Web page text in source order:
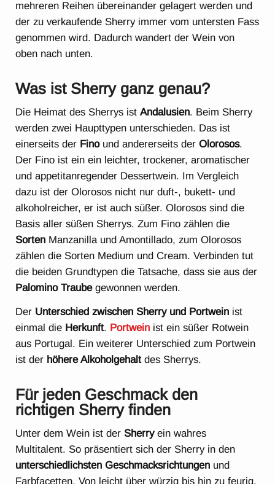
mehreren Reihen übereinander gelagert werden und
der zu verkaufende Sherry immer vom untersten Fass
genommen wird. Dadurch wandert der Wein von
oben nach unten.
Was ist Sherry ganz genau?
Die Heimat des Sherrys istAndalusien. Beim Sherry
werden zwei Haupttypen unterschieden. Das ist
einerseits der Finound andererseits derOlorosos.
Der Fino ist ein ein leichter, trockener, aromatischer
und appetitanregender Dessertwein. Im Vergleich
dazu ist der Olorosos nicht nur duft-, bukett- und
alkoholreicher, er ist auch süßer. Olorosos sind die
Basis aller süßen Sherrys. Zum Fino zählen die
Sorten Manzanilla und Amontillado, zum Olorosos
zählen die Sorten Medium und Cream. Verbinden tut
die beiden Grundtypen die Tatsache, dass sie aus der
Palomino Traubegewonnen werden.
Der Unterschied zwischen Sherry und Portwein ist
einmal die Herkunft. Portwein ist ein süßer Rotwein
aus Portugal. Ein weiterer Unterschied zum Portwein
ist der höhere Alkoholgehaltdes Sherrys.
Für jeden Geschmack den
richtigen Sherry finden
Unter dem Wein ist der Sherryein wahres
Multitalent. So präsentiert sich der Sherry in den
unterschiedlichsten Geschmacksrichtungen und
Farbfacetten. Von leicht über würzig bis hin zu feurig.